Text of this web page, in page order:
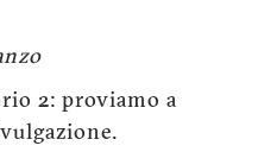
2: proviamo a